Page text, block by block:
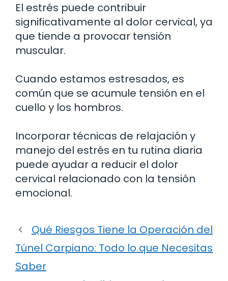
El estrés puede contribuir
significativamente al dolor cervical, ya
que tiende a provocar tensión
muscular.
Cuando estamos estresados, es
común que se acumule tensión en el
cuello y los hombros.
Incorporar técnicas de relajación y
manejo del estrés en tu rutina diaria
puede ayudar a reducir el dolor
cervical relacionado con la tensión
emocional.
Qué Riesgos Tiene la Operación del
Túnel Carpiano: Todo lo que Necesitas
Saber